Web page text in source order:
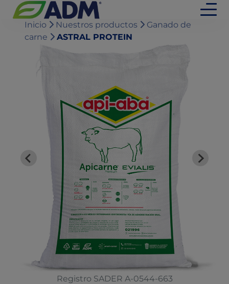
Inicio Nuestros productos
Ganado de
carne
ASTRAL PROTEIN
Registro SADER A-0544-663